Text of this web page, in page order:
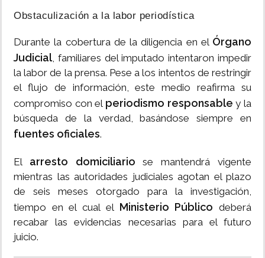
Obstaculización a la labor periodística
Durante la cobertura de la diligencia en el Órgano
Judicial, familiares del imputado intentaron impedir
la labor de la prensa. Pese a los intentos de restringir
el flujo de información, este medio reafirma su
compromiso con el periodismo responsable y la
búsqueda de la verdad, basándose siempre en
fuentes oficiales.
El arresto domiciliario se mantendrá vigente
mientras las autoridades judiciales agotan el plazo
de seis meses otorgado para la investigación,
tiempo en el cual el Ministerio Público deberá
recabar las evidencias necesarias para el futuro
juicio.